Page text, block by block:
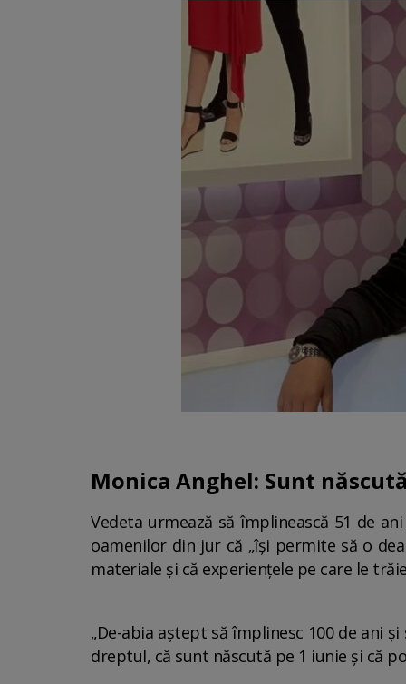
Monica Anghel: Sunt
Vedeta urmează să împlinească 51 de
oamenilor din jur că „își permite să o
materiale și că experiențele pe care le
„De-abia aștept să împlinesc 100 de ani
dreptul, că sunt născută pe 1 iunie și că